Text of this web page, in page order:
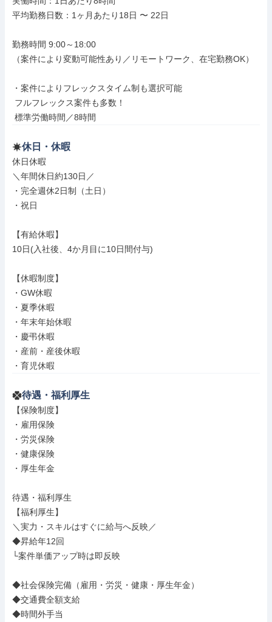
平均勤務日数：1ヶ月あたり18日 〜 22日
勤務時間 9:00～18:00
（案件により変動可能性あり／リモートワーク、在宅勤務OK）
・案件によりフレックスタイム制も選択可能
標準労働時間／8時間
休日・休暇
休日休暇
＼年間休日約130日／
・完全週休2日制（土日）
・祝日
【有給休暇】
10日(入社後、4か月目に10日間付与)
【休暇制度】
・GW休暇
・夏季休暇
・年末年始休暇
・慶弔休暇
・産前・産後休暇
・育児休暇
待遇・福利厚生
【保険制度】
・雇用保険
・労災保険
・健康保険
・厚生年金
待遇・福利厚生
【福利厚生】
＼実力・スキルはすぐに給与へ反映／
◆昇給年12回
└案件単価アップ時は即反映
◆社会保険完備（雇用・労災・健康・厚生年金）
◆交通費全額支給
◆時間外手当